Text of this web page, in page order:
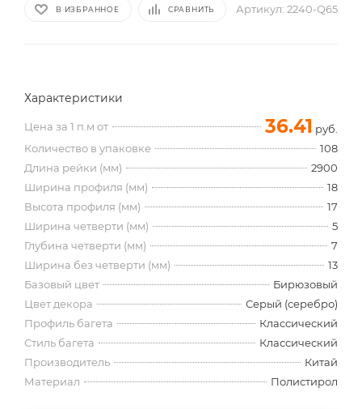
В ИЗБРАННОЕ СРАВНИТЬ Артикул: 2240-Q65
Характеристики
Цена за 1 п.м от 36.41 руб.
Количество в упаковке
108
Длина рейки (мм)
2900
Ширина профиля (мм)
18
Высота профиля (мм)
17
Ширина четверти (мм)
5
Глубина четверти (мм)
7
Ширина без четверти (мм)
13
Базовый цвет
Бирюзовый
Цвет декора
Серый (серебро)
Профиль багета
Классический
Стиль багета
Классический
Производитель
Китай
Материал
Полистирол